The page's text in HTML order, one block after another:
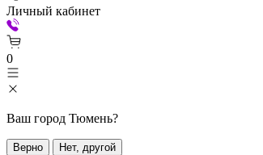
Личный кабинет
0
Ваш город Тюмень?
Верно Нет, другой